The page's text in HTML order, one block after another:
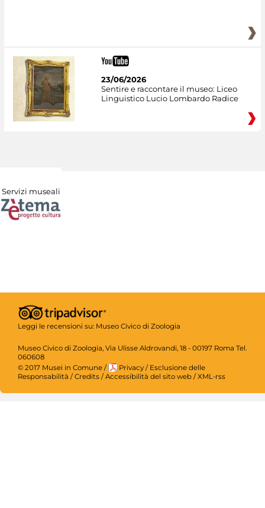
23/06/2026
Sentire e raccontare il museo: Liceo
Linguistico Lucio Lombardo Radice
Servizi museali
Leggi le recensioni su: Museo Civico di Zoologia
Museo Civico di Zoologia, Via Ulisse Aldrovandi, 18 - 00197 Roma Tel.
060608
© 2017 Musei in Comune / Privacy / Esclusione delle
Responsabilità / Credits / Accessibilità del sito web / XML-rss